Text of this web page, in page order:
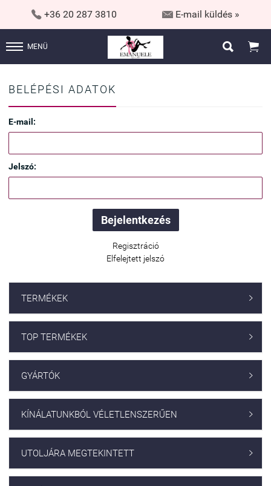
 +36 20 287 3810  E-mail küldés »
MENÜ  
BELÉPÉSI ADATOK
E-mail:
Jelszó:
Regisztráció
Elfelejtett jelszó
TERMÉKEK 
TOP TERMÉKEK 
GYÁRTÓK 
KÍNÁLATUNKBÓL VÉLETLENSZERŰEN 
UTOLJÁRA MEGTEKINTETT 